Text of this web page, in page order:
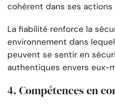
cohérent dans ses actions
La fiabilité renforce la
environnement dans
peuvent se sentir en
authentiques envers eux-
4. Compétences en